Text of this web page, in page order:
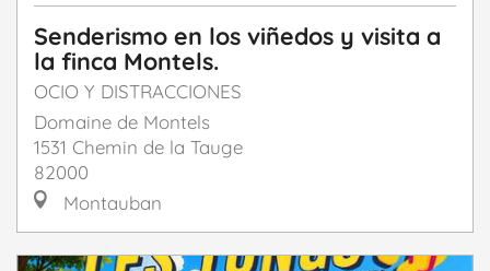
Senderismo en los viñedos y visita a
la finca Montels.
OCIO Y DISTRACCIONES
Domaine de Montels
1531 Chemin de la Tauge
82000
Montauban